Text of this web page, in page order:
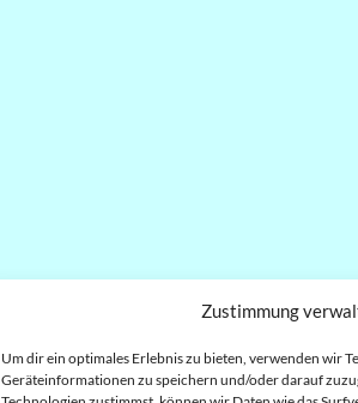
Zustimmung
Um dir ein optimales Erlebnis zu bieten, verwenden wir
Geräteinformationen zu speichern und/oder darauf